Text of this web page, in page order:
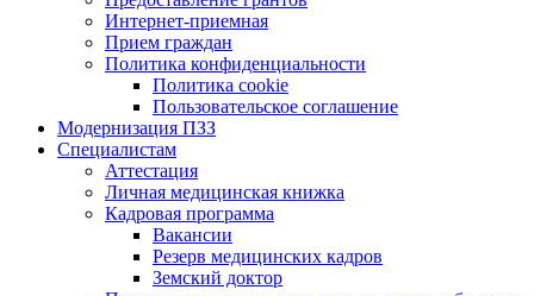
Интернет-приемная
Прием граждан
Политика конфиденциальности
Политика cookie
Пользовательское соглашение
Модернизация ПЗЗ
Специалистам
Аттестация
Личная медицинская книжка
Кадровая программа
Вакансии
Резерв медицинских кадров
Земский доктор